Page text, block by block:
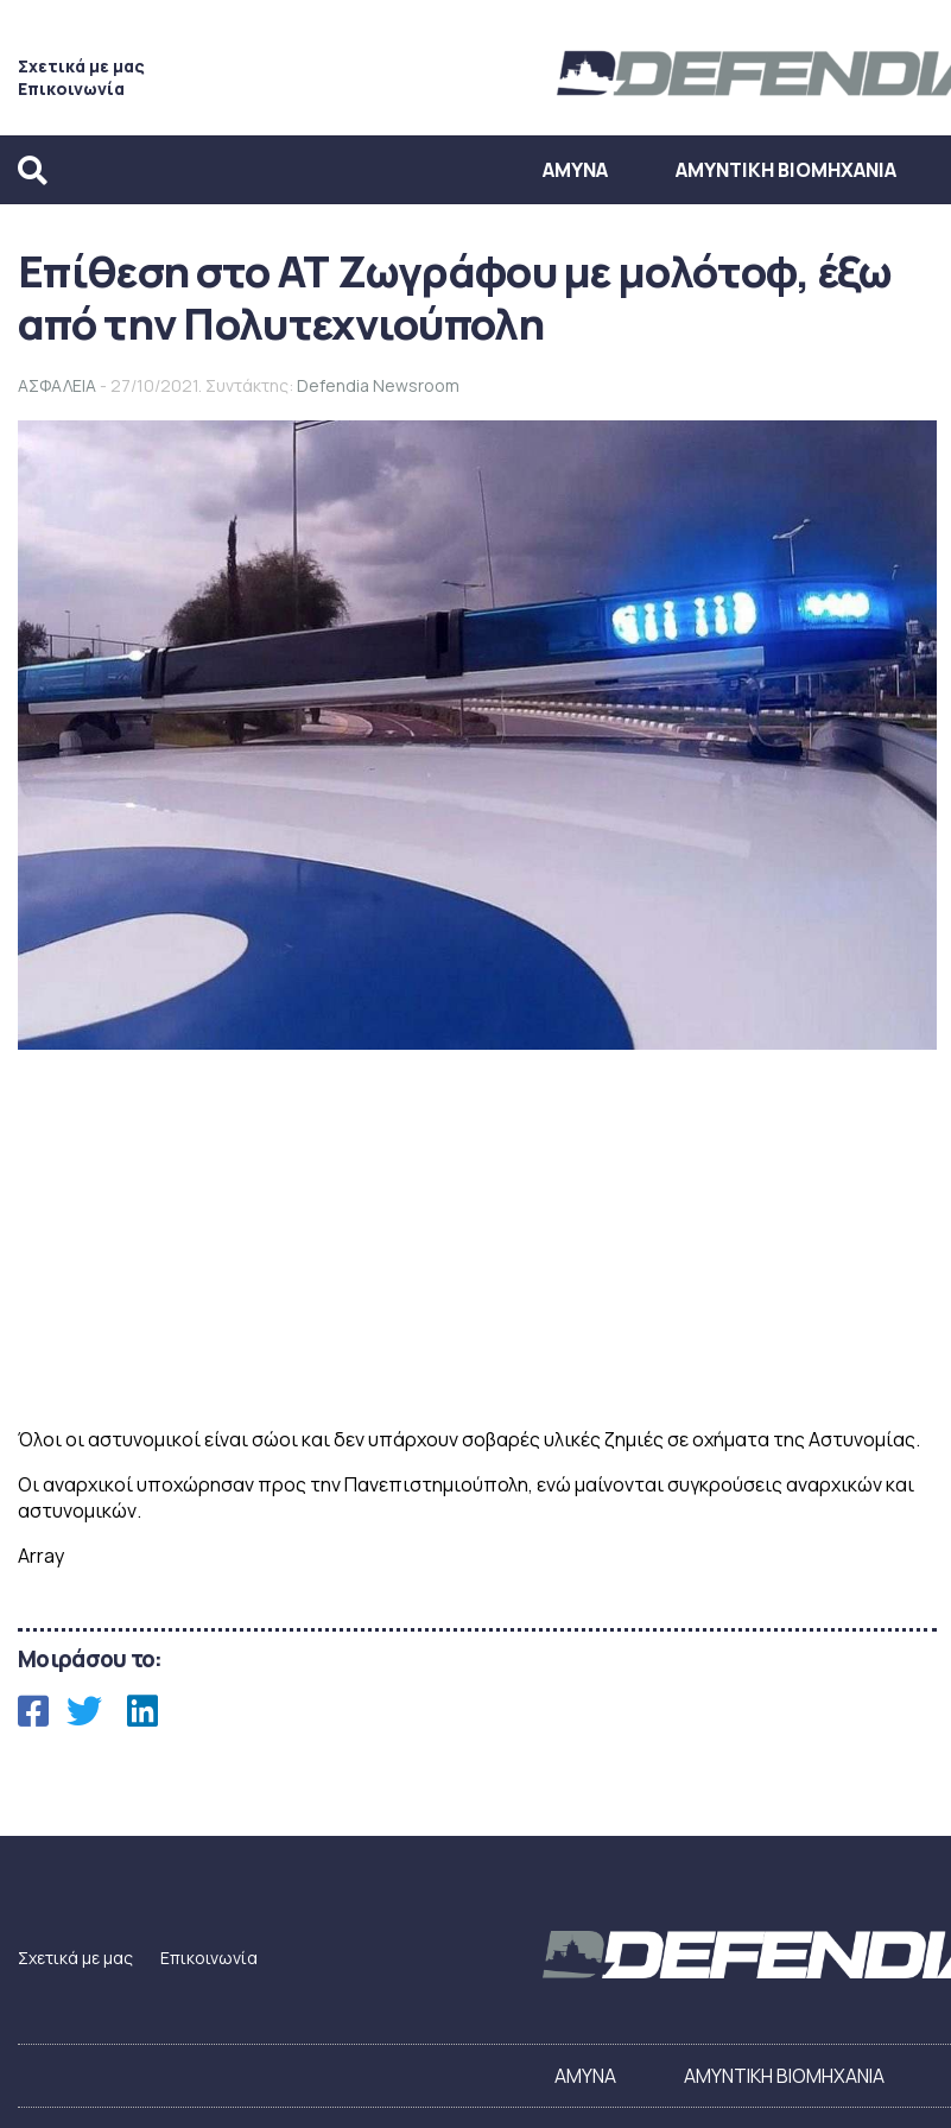
Σχετικά με μας
Επικοινωνία
ΑΜΥΝΑ ΑΜΥΝΤΙΚΗ ΒΙΟΜΗΧΑΝΙΑ
Επίθεση στο ΑΤ Ζωγράφου με μολότοφ, έξω
από την Πολυτεχνιούπολη
ΑΣΦΑΛΕΙΑ - 27/10/2021. Συντάκτης: Defendia Newsroom
Όλοι οι αστυνομικοί είναι σώοι και δεν υπάρχουν σοβαρές υλικές ζημιές σε οχήματα της Αστυνομίας.
Οι αναρχικοί υποχώρησαν προς την Πανεπιστημιούπολη, ενώ μαίνονται συγκρούσεις αναρχικών και
αστυνομικών.
Array
Μοιράσου το:
Σχετικά με μας Επικοινωνία
ΑΜΥΝΑ ΑΜΥΝΤΙΚΗ ΒΙΟΜΗΧΑΝΙΑ